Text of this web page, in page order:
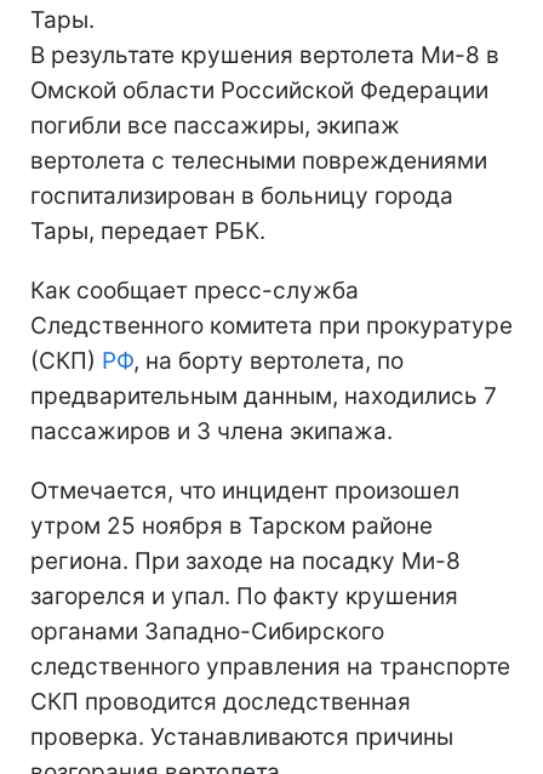
Тары.
В результате крушения вертолета Ми-8 в
Омской области Российской Федерации
погибли все пассажиры, экипаж
вертолета с телесными повреждениями
госпитализирован в больницу города
Тары, передает РБК.
Как сообщает пресс-служба
Следственного комитета при прокуратуре
(СКП) РФ, на борту вертолета, по
предварительным данным, находились 7
пассажиров и 3 члена экипажа.
Отмечается, что инцидент произошел
утром 25 ноября в Тарском районе
региона. При заходе на посадку Ми-8
загорелся и упал. По факту крушения
органами Западно-Сибирского
следственного управления на транспорте
СКП проводится доследственная
проверка. Устанавливаются причины